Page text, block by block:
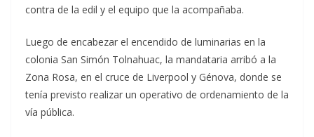
contra de la edil y el equipo que la acompañaba.
Luego de encabezar el encendido de luminarias en la
colonia San Simón Tolnahuac, la mandataria arribó a la
Zona Rosa, en el cruce de Liverpool y Génova, donde se
tenía previsto realizar un operativo de ordenamiento de la
vía pública.